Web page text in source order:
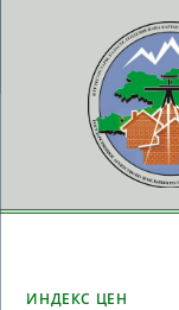
ИНДЕКС ЦЕН